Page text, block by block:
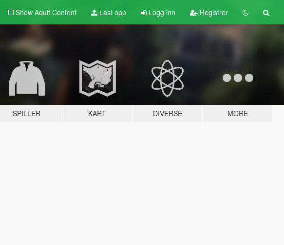
Show Adult Content Last opp Logg inn Registrer
SPILLER KART DIVERSE MORE